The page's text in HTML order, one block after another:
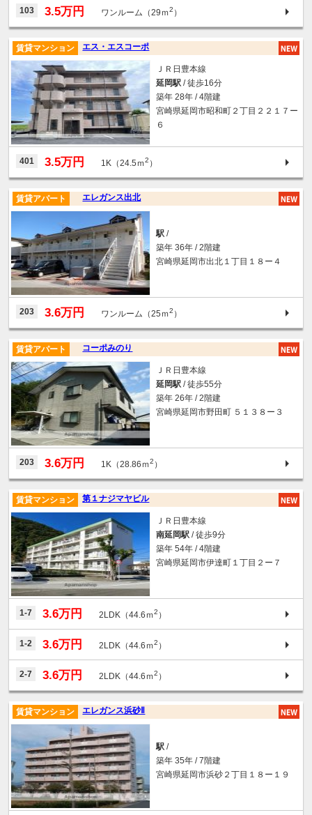
103 3.5万円 ワンルーム（29ｍ2 ）
エス・エスコーポ
賃貸マンション
ＪＲ日豊本線
延岡駅 / 徒歩16分
築年 28年 / 4階建
宮崎県延岡市昭和町２丁目２２１７ー
６
401 3.5万円 1K（24.5ｍ2 ）
エレガンス出北
賃貸アパート
駅 /
築年 36年 / 2階建
宮崎県延岡市出北１丁目１８ー４
203 3.6万円 ワンルーム（25ｍ2 ）
コーポみのり
賃貸アパート
ＪＲ日豊本線
延岡駅 / 徒歩55分
築年 26年 / 2階建
宮崎県延岡市野田町 ５１３８ー３
203 3.6万円 1K（28.86ｍ2 ）
第１ナジマヤビル
賃貸マンション
ＪＲ日豊本線
南延岡駅 / 徒歩9分
築年 54年 / 4階建
宮崎県延岡市伊達町１丁目２ー７
1-7 3.6万円 2LDK（44.6ｍ2 ）
1-2 3.6万円 2LDK（44.6ｍ2 ）
2-7 3.6万円 2LDK（44.6ｍ2 ）
エレガンス浜砂Ⅱ
賃貸マンション
駅 /
築年 35年 / 7階建
宮崎県延岡市浜砂２丁目１８ー１９